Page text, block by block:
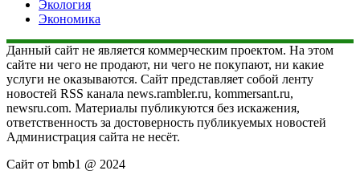
Экология
Экономика
Данный сайт не является коммерческим проектом. На этом
сайте ни чего не продают, ни чего не покупают, ни какие
услуги не оказываются. Сайт представляет собой ленту
новостей RSS канала news.rambler.ru, kommersant.ru,
newsru.com. Материалы публикуются без искажения,
ответственность за достоверность публикуемых новостей
Администрация сайта не несёт.
Сайт от bmb1 @ 2024